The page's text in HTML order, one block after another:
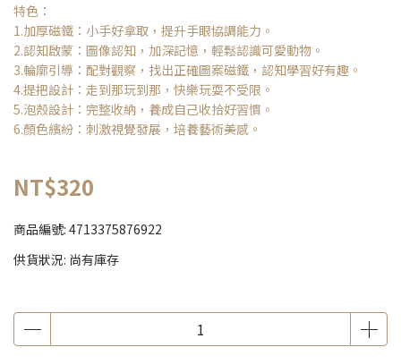
特色：
1.加厚磁鐵：小手好拿取，提升手眼協調能力。
2.認知啟蒙：圖像認知，加深記憶，輕鬆認識可愛動物。
3.輪廓引導：配對觀察，找出正確圖案磁鐵，認知學習好有趣。
4.提把設計：走到那玩到那，快樂玩耍不受限。
5.泡殼設計：完整收納，養成自己收拾好習慣。
6.顏色繽紛：刺激視覺發展，培養藝術美感。
NT$320
商品編號: 4713375876922
供貨狀況: 尚有庫存